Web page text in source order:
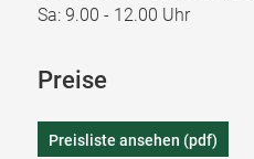
Sa: 9.00 - 12.00 Uhr
Preise
Preisliste ansehen (pdf)